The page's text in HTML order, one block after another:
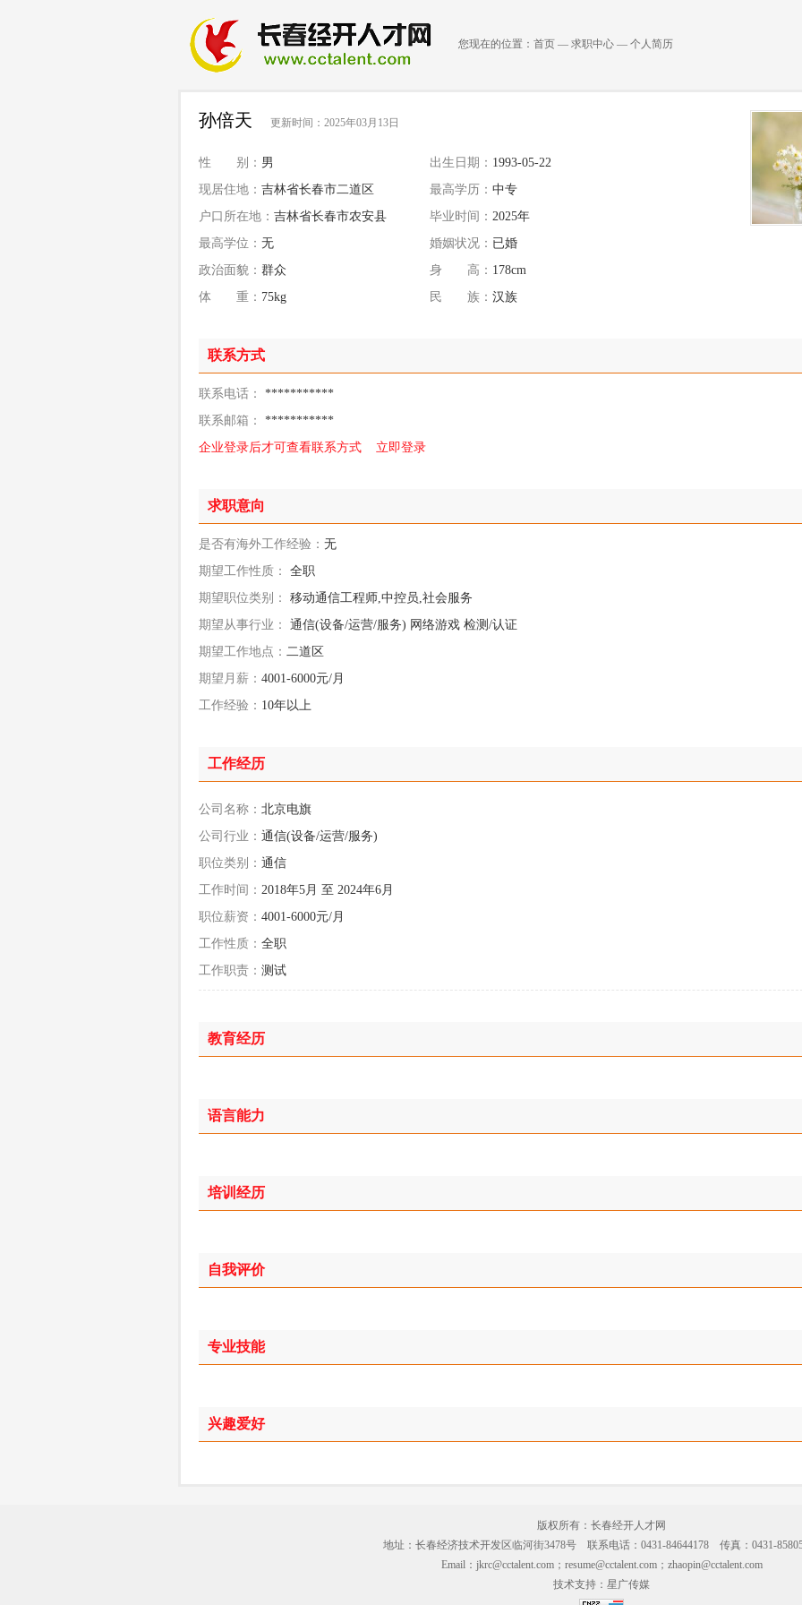
您现在的位置： 首页 — 求职中心 — 个人简历
孙倍天 更新时间：2025年03月13日
性 别： 男 出生日期： 1993-05-22
现居住地： 吉林省长春市二道区 最高学历： 中专
户口所在地： 吉林省长春市农安县 毕业时间： 2025年
最高学位： 无 婚姻状况： 已婚
政治面貌： 群众 身 高： 178cm
体 重： 75kg 民 族： 汉族
联系方式
联系电话：
***********
联系邮箱：
***********
企业登录后才可查看联系方式 立即登录
求职意向
是否有海外工作经验： 无
期望工作性质：
全职
期望职位类别：
移动通信工程师,中控员,社会服务
期望从事行业：
通信(设备/运营/服务) 网络游戏 检测/认证
期望工作地点： 二道区
期望月薪： 4001-6000元/月
工作经验： 10年以上
工作经历
公司名称： 北京电旗
公司行业： 通信(设备/运营/服务)
职位类别： 通信
工作时间： 2018年5月 至 2024年6月
职位薪资： 4001-6000元/月
工作性质： 全职
工作职责： 测试
教育经历
语言能力
培训经历
自我评价
专业技能
兴趣爱好
版权所有：长春经开人才网
地址：长春经济技术开发区临河街3478号 联系电话：0431-84644178 传真：0431-
Email：jkrc@cctalent.com；resume@cctalent.com；zhaopin@cctalent.com
技术支持： 星广传媒